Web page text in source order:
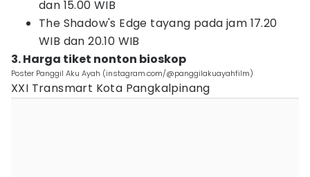
dan 15.00 WIB
The Shadow's Edge tayang pada jam 17.20
WIB dan 20.10 WIB
3. Harga tiket nonton bioskop
Poster Panggil Aku Ayah (instagram.com/@panggilakuayahfilm)
XXI Transmart Kota Pangkalpinang